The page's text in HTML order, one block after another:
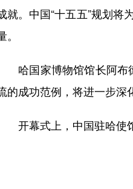
就。中国“十五五”规划
。
哈国家博物馆馆长阿布
的成功范例，将进一步深
开幕式上，中国驻哈使馆